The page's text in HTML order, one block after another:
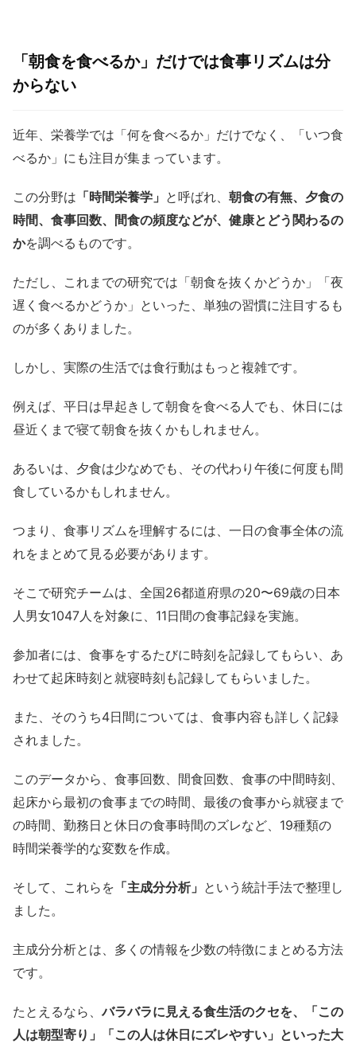
「朝食を食べるか」だけでは食事リズムは分
からない
近年、栄養学では「何を食べるか」だけでなく、「いつ食
べるか」にも注目が集まっています。
この分野は 「時間栄養学」 と呼ばれ、 朝食の有無、夕食の
時間、食事回数、間食の頻度などが、健康とどう関わるの
かを調べるものです。
ただし、これまでの研究では「朝食を抜くかどうか」「夜
遅く食べるかどうか」といった、単独の習慣に注目するも
のが多くありました。
しかし、実際の生活では食行動はもっと複雑です。
例えば、平日は早起きして朝食を食べる人でも、休日には
昼近くまで寝て朝食を抜くかもしれません。
あるいは、夕食は少なめでも、その代わり午後に何度も間
食しているかもしれません。
つまり、食事リズムを理解するには、一日の食事全体の流
れをまとめて見る必要があります。
そこで研究チームは、全国26都道府県の20〜69歳の日本
人男女1047人を対象に、11日間の食事記録を実施。
参加者には、食事をするたびに時刻を記録してもらい、あ
わせて起床時刻と就寝時刻も記録してもらいました。
また、そのうち4日間については、食事内容も詳しく記録
されました。
このデータから、食事回数、間食回数、食事の中間時刻、
起床から最初の食事までの時間、最後の食事から就寝まで
の時間、勤務日と休日の食事時間のズレなど、19種類の
時間栄養学的な変数を作成。
そして、これらを 「主成分分析」 という統計手法で整理し
ました。
主成分分析とは、多くの情報を少数の特徴にまとめる方法
です。
たとえるなら、バラバラに見える食生活のクセを、「この
人は朝型寄り」「この人は休日にズレやすい」といった大